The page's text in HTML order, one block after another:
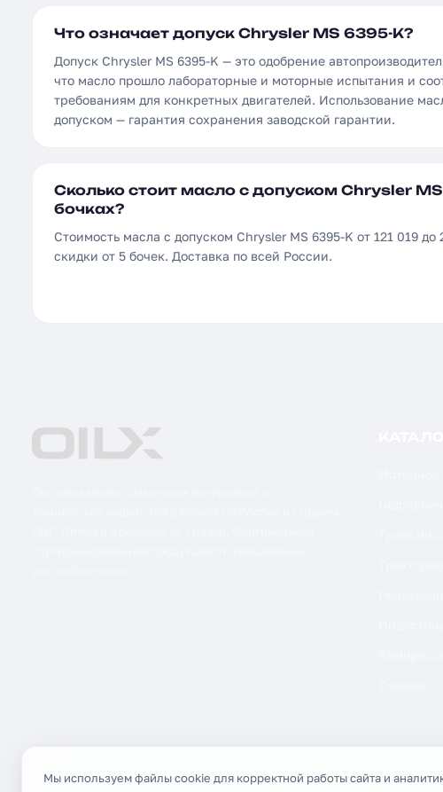
Что означает допуск Chrysler MS 6395-K?
Допуск Chrysler MS 6395-K — это одобрение
что масло прошло лабораторные и моторные испытания и
требованиям для конкретных двигателей. Использование
допуском — гарантия сохранения заводской гарантии.
Сколько стоит масло с допуском Chrysler
бочках?
Стоимость масла с допуском Chrysler MS 6395-K от 121 019 до
скидки от 5 бочек. Доставка по всей России.
Мы используем файлы cookie для корректной работы сайта и